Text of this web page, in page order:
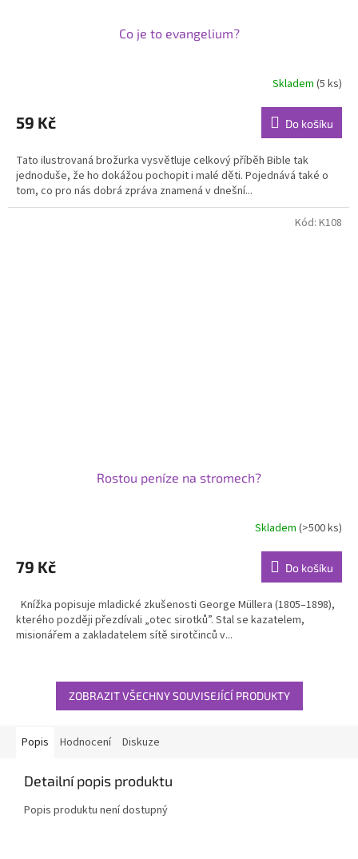
Co je to evangelium?
Skladem (5 ks)
59 Kč Do košíku
Tato ilustrovaná brožurka vysvětluje celkový příběh Bible tak
jednoduše, že ho dokážou pochopit i malé děti. Pojednává také o
tom, co pro nás dobrá zpráva znamená v dnešní...
Rostou peníze na stromech?
Skladem (>500 ks)
79 Kč Do košíku
Knížka popisuje mladické zkušenosti George Müllera (1805–1898),
kterého později přezdívali „otec sirotků”. Stal se kazatelem,
misionářem a zakladatelem sítě sirotčinců v...
Kód: K108
ZOBRAZIT VŠECHNY SOUVISEJÍCÍ PRODUKTY
Popis Hodnocení Diskuze
Detailní popis produktu
Popis produktu není dostupný